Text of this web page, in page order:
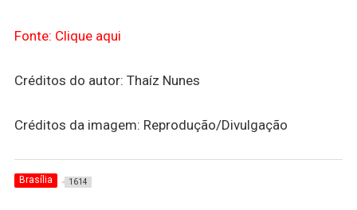
Fonte: Clique aqui
Créditos do autor: Thaíz Nunes
Créditos da imagem: Reprodução/Divulgação
Brasília 1614